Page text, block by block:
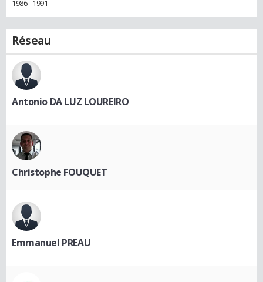
1986 - 1991
Réseau
Antonio DA LUZ LOUREIRO
Christophe FOUQUET
Emmanuel PREAU